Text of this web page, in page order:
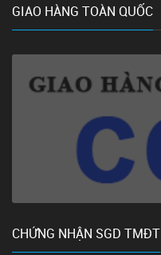
GIAO HÀNG TOÀN QUỐC
CHỨNG NHẬN SGD TMĐT